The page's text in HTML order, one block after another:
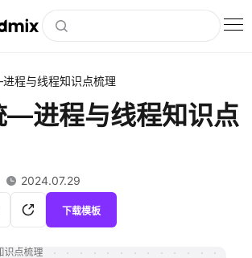
程与线程知识点梳理
—进程与线程知识点
2024.07.29
下载模板